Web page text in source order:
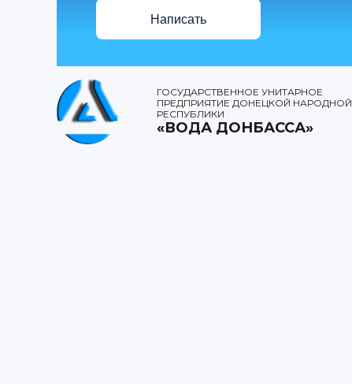
Написать
ГОСУДАРСТВЕННОЕ УНИТАРНОЕ
ПРЕДПРИЯТИЕ ДОНЕЦКОЙ НАРОДНОЙ
РЕСПУБЛИКИ
«ВОДА ДОНБАССА»